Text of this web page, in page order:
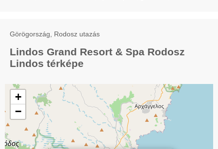
Görögország, Rodosz utazás
Lindos Grand Resort & Spa Rodosz
Lindos térképe
+
−